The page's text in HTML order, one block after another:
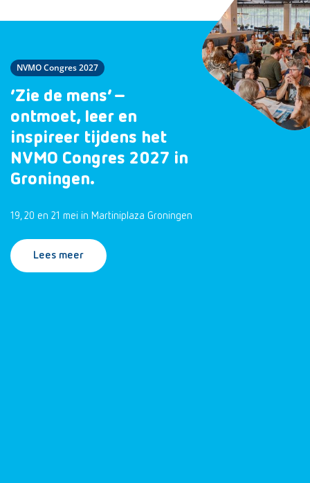
NVMO Congres 2027
‘Zie de mens’ –
ontmoet, leer en
inspireer tijdens het
NVMO Congres 2027 in
Groningen.
19, 20 en 21 mei in Martiniplaza Groningen
Lees meer